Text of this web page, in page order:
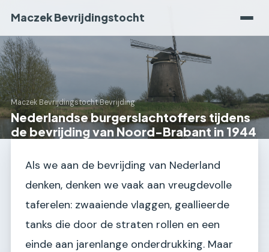
Maczek Bevrijdingstocht
Maczek Bevrijdingstocht›Bevrijding
Nederlandse burgerslachtoffers tijdens
de bevrijding van Noord-Brabant in 1944
Als we aan de bevrijding van Nederland
denken, denken we vaak aan vreugdevolle
taferelen: zwaaiende vlaggen, geallieerde
tanks die door de straten rollen en een
einde aan jarenlange onderdrukking. Maar